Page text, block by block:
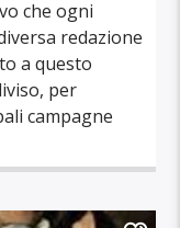
che ogni
redazione
a questo
per
campagne